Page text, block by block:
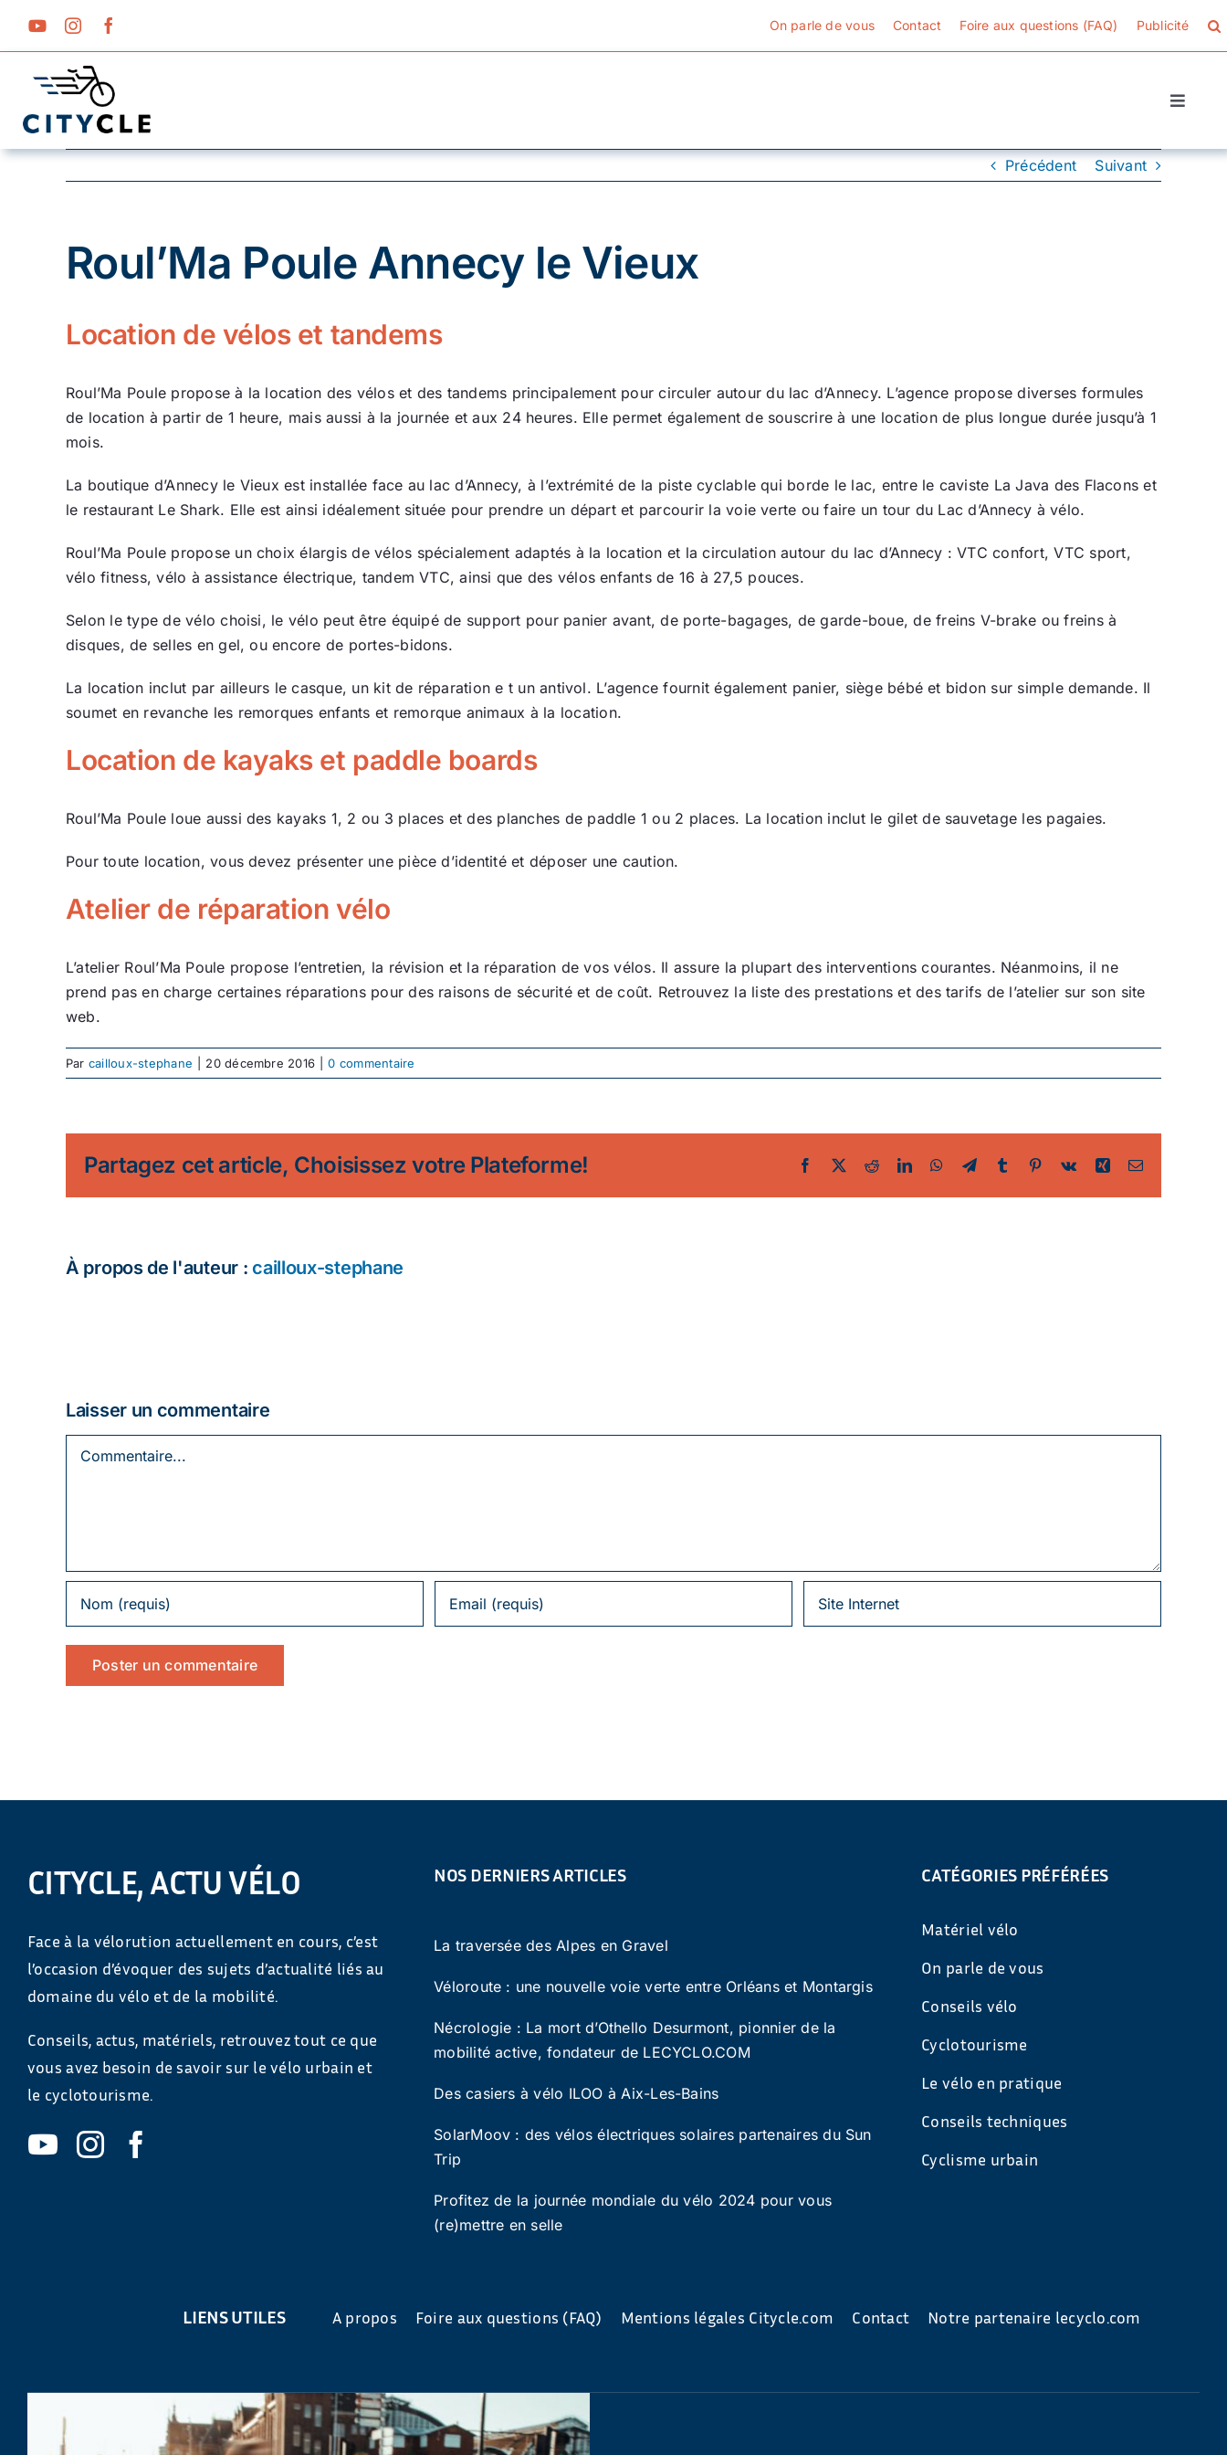
On parle de vous Contact Foire aux questions (FAQ) Publicité
Toggle
Cyclotourisme
Vélos de ville
Actualité
Ecologie
Précédent Suivant
Voir
l'image
Roul’Ma Poule Annecy le Vieux
Location de vélos et tandems
Roul’Ma Poule propose à la location des vélos et des tandems principalement pour circuler autour du lac d’Annecy. L’agence propose diverses formules
de location à partir de 1 heure, mais aussi à la journée et aux 24 heures. Elle permet également de souscrire à une location de plus longue durée jusqu’à 1
mois.
La boutique d’Annecy le Vieux est installée face au lac d’Annecy, à l’extrémité de la piste cyclable qui borde le lac, entre le caviste La Java des Flacons et
le restaurant Le Shark. Elle est ainsi idéalement située pour prendre un départ et parcourir la voie verte ou faire un tour du Lac d’Annecy à vélo.
Roul’Ma Poule propose un choix élargis de vélos spécialement adaptés à la location et la circulation autour du lac d’Annecy : VTC confort, VTC sport,
vélo fitness, vélo à assistance électrique, tandem VTC, ainsi que des vélos enfants de 16 à 27,5 pouces.
Selon le type de vélo choisi, le vélo peut être équipé de support pour panier avant, de porte-bagages, de garde-boue, de freins V-brake ou freins à
disques, de selles en gel, ou encore de portes-bidons.
La location inclut par ailleurs le casque, un kit de réparation e t un antivol. L’agence fournit également panier, siège bébé et bidon sur simple demande. Il
soumet en revanche les remorques enfants et remorque animaux à la location.
Location de kayaks et paddle boards
Roul’Ma Poule loue aussi des kayaks 1, 2 ou 3 places et des planches de paddle 1 ou 2 places. La location inclut le gilet de sauvetage les pagaies.
Pour toute location, vous devez présenter une pièce d’identité et déposer une caution.
Atelier de réparation vélo
L’atelier Roul’Ma Poule propose l’entretien, la révision et la réparation de vos vélos. Il assure la plupart des interventions courantes. Néanmoins, il ne
prend pas en charge certaines réparations pour des raisons de sécurité et de coût. Retrouvez la liste des prestations et des tarifs de l’atelier sur son site
web.
Par cailloux-stephane 20 décembre 2016 0 commentaire
Partagez cet article, Choisissez votre Plateforme! Facebook
TwitterRedditLinkedInWhatsApp
TelegramTumblr Pinterest
Vk Xing Email
À propos de l'auteur :cailloux-stephane
Laisser un commentaire
CITYCLE, ACTU VÉLO
Face à la vélorution actuellement en cours, c’est
l’occasion d’évoquer des sujets d’actualité liés au
domaine du vélo et de la mobilité.
Conseils, actus, matériels, retrouvez tout ce que
vous avez besoin de savoir sur le vélo urbain et
le cyclotourisme.
NOS DERNIERS ARTICLES
La traversée des Alpes en Gravel
Véloroute : une nouvelle voie verte entre Orléans et Montargis
Nécrologie : La mort d’Othello Desurmont, pionnier de la
mobilité active, fondateur de LECYCLO.COM
Des casiers à vélo ILOO à Aix-Les-Bains
SolarMoov : des vélos électriques solaires partenaires du Sun
Trip
Profitez de la journée mondiale du vélo 2024 pour vous
(re)mettre en selle
CATÉGORIES PRÉFÉRÉES
Matériel vélo
On parle de vous
Conseils vélo
Cyclotourisme
Le vélo en pratique
Conseils techniques
Cyclisme urbain
LIENS UTILES A propos Foire aux questions (FAQ) Mentions légales Citycle.com Contact Notre partenaire lecyclo.com